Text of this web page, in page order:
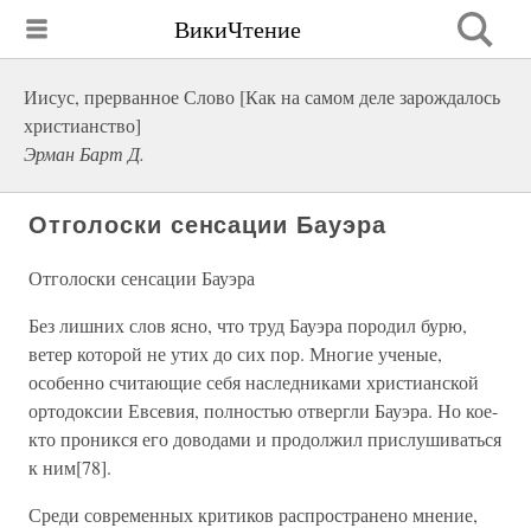
ВикиЧтение
Иисус, прерванное Слово [Как на самом деле зарождалось
христианство]
Эрман Барт Д.
Отголоски сенсации Бауэра
Отголоски сенсации Бауэра
Без лишних слов ясно, что труд Бауэра породил бурю,
ветер которой не утих до сих пор. Многие ученые,
особенно считающие себя наследниками христианской
ортодоксии Евсевия, полностью отвергли Бауэра. Но кое-
кто проникся его доводами и продолжил прислушиваться
к ним[78].
Среди современных критиков распространено мнение,